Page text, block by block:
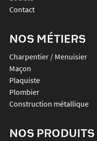
Contact
NOS MÉTIERS
Charpentier / Menuisier
Maçon
Plaquiste
Plombier
Construction métallique
NOS PRODUITS